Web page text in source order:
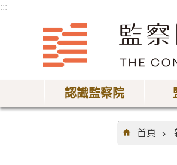
:::
認識監察院
:::
首頁